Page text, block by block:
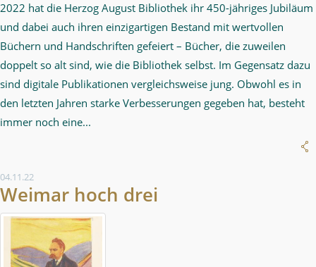
2022 hat die Herzog August Bibliothek ihr 450-jähriges Jubiläum
und dabei auch ihren einzigartigen Bestand mit wertvollen
Büchern und Handschriften gefeiert – Bücher, die zuweilen
doppelt so alt sind, wie die Bibliothek selbst. Im Gegensatz dazu
sind digitale Publikationen vergleichsweise jung. Obwohl es in
den letzten Jahren starke Verbesserungen gegeben hat, besteht
immer noch eine...
04.11.22
Weimar hoch drei